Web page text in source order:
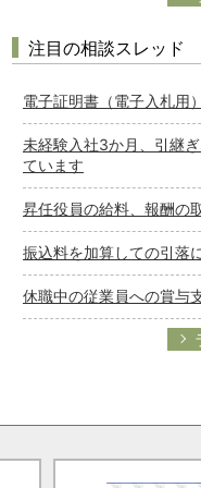
注目の相談スレッド
電子証明書（電子入札用
未経験入社3か月、引継
ています
昇任役員の給料、報酬の
振込料を加算しての引落
休職中の従業員への賞与